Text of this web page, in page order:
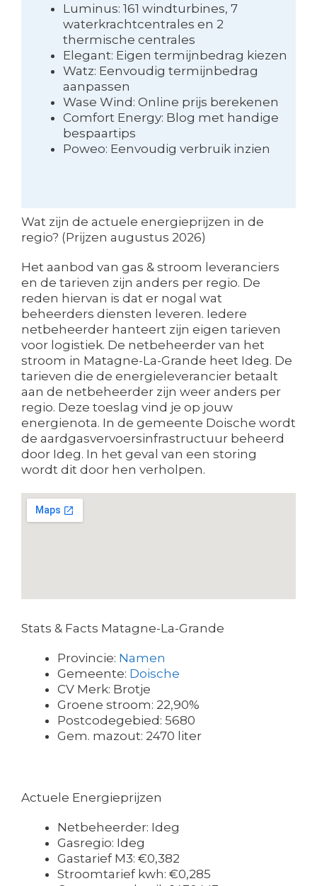
Luminus: 161 windturbines, 7
waterkrachtcentrales en 2
thermische centrales
Elegant: Eigen termijnbedrag kiezen
Watz: Eenvoudig termijnbedrag
aanpassen
Wase Wind: Online prijs berekenen
Comfort Energy: Blog met handige
bespaartips
Poweo: Eenvoudig verbruik inzien
Wat zijn de actuele energieprijzen in de
regio? (Prijzen augustus 2026)
Het aanbod van gas & stroom leveranciers
en de tarieven zijn anders per regio. De
reden hiervan is dat er nogal wat
beheerders diensten leveren. Iedere
netbeheerder hanteert zijn eigen tarieven
voor logistiek. De netbeheerder van het
stroom in Matagne-La-Grande heet Ideg. De
tarieven die de energieleverancier betaalt
aan de netbeheerder zijn weer anders per
regio. Deze toeslag vind je op jouw
energienota. In de gemeente Doische wordt
de aardgasvervoersinfrastructuur beheerd
door Ideg. In het geval van een storing
wordt dit door hen verholpen.
Stats & Facts Matagne-La-Grande
Provincie: Namen
Gemeente: Doische
CV Merk: Brotje
Groene stroom: 22,90%
Postcodegebied: 5680
Gem. mazout: 2470 liter
Actuele Energieprijzen
Netbeheerder: Ideg
Gasregio: Ideg
Gastarief M3: €0,382
Stroomtarief kwh: €0,285